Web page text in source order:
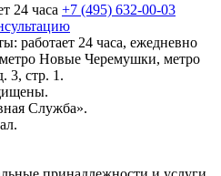
24 часа +7 (495) 632-00-03
работает 24 часа, ежедневно
Новые Черемушки, метро
3, стр. 1.
Служба».